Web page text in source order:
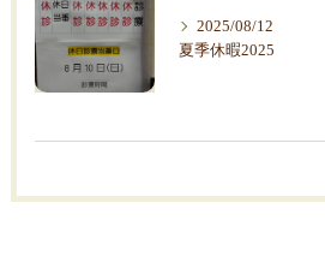
2025/08/12
夏季休暇2025